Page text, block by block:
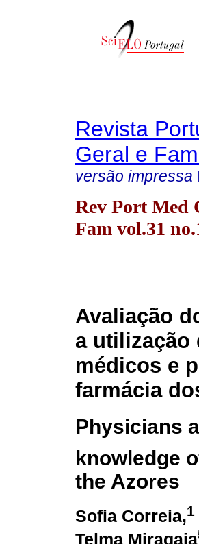
Revista
Geral e
versão impressa
Rev Port Med
Fam vol.31
Avaliação
a utilização
médicos e
farmácia
Physicians
knowledge
the Azores
Sofia Correia,1
Telma Miragaia